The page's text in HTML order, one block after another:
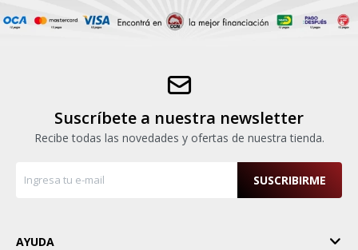
Suscríbete a nuestra newsletter
Recibe todas las novedades y ofertas de nuestra tienda.
SUSCRIBIRME
AYUDA